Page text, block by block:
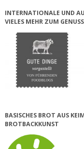
INTERNATIONALE UND
IELES MEHR ZUM
BASISCHES BROT AUS
BROTBACKKUNST